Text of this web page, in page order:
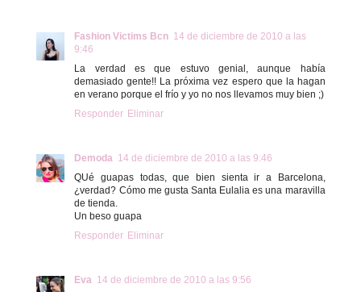
Fashion Victims Bcn 14 de diciembre de 2010 a las
9:46
La verdad es que estuvo genial, aunque había
demasiado gente!! La próxima vez espero que la hagan
en verano porque el frío y yo no nos llevamos muy bien ;)
Responder Eliminar
Demoda 14 de diciembre de 2010 a las 9:46
QUé guapas todas, que bien sienta ir a Barcelona,
¿verdad? Cómo me gusta Santa Eulalia es una maravilla
de tienda.
Un beso guapa
Responder Eliminar
Eva 14 de diciembre de 2010 a las 9:56